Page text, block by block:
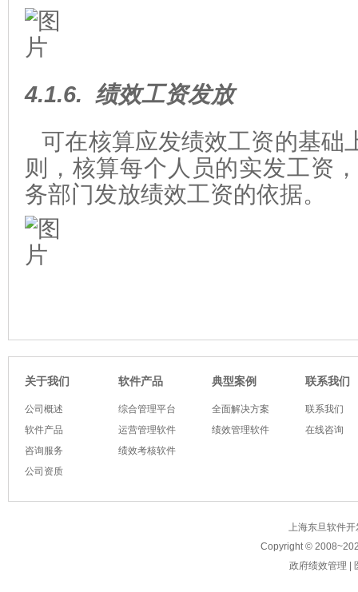
4.1.6. 绩效工资发放
可在核算应发绩效工资的基础
则，核算每个人员的实发工资
务部门发放绩效工资的依据。
关于我们
公司概述
软件产品
咨询服务
公司资质
软件产品
综合管理平台
运营管理软件
绩效考核软件
典型案例
全面解决方案
绩效管理软件
联系我们
联系我们
在线咨询
上海东旦软件
Copyright © 2008~
政府绩效管理 |